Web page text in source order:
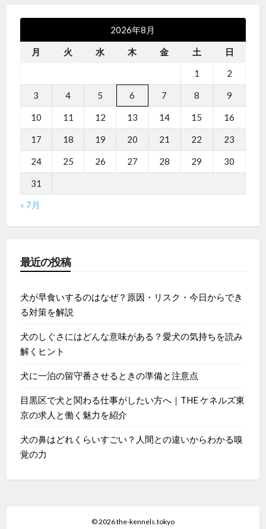
2026年8月
月 火 水 木 金 土 日
« 7月
1 2
3 4 5 6 7 8 9
10 11 12 13 14 15 16
17 18 19 20 21 22 23
24 25 26 27 28 29 30
31
最近の投稿
犬が早食いするのはなぜ？原因・リスク・今日からでき
る対策を解説
犬のしぐさにはどんな意味がある？愛犬の気持ちを読み
解くヒント
犬に一泊の留守番させるときの準備と注意点
目黒区で犬と関わる仕事がしたい方へ｜THE ケネルズ東
京の求人と働く魅力を紹介
犬の鼻はどれくらいすごい？人間との違いからわかる嗅
覚の力
© 2026 the-kennels.tokyo